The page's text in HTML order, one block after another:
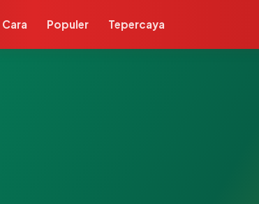
Cara Populer Tepercaya